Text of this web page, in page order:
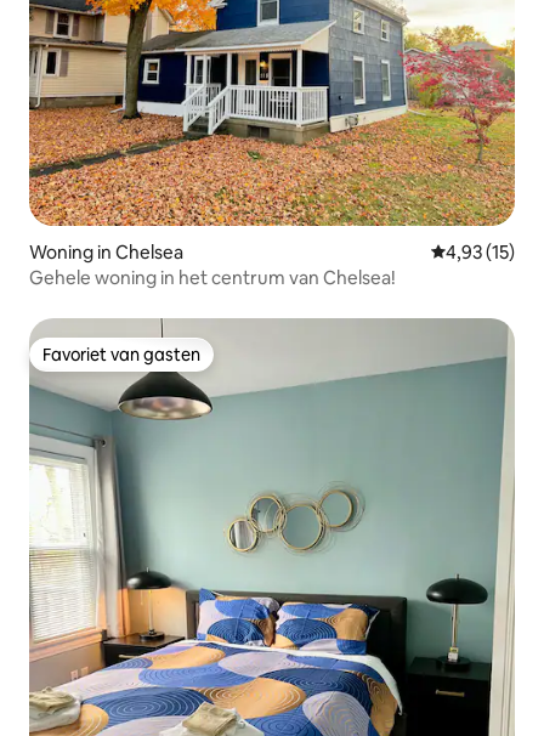
Woning in Chelsea Gemiddelde
4,93 (15)
Gehele woning in het centrum van Chelsea!
Favoriet van gasten
Favoriet van gasten